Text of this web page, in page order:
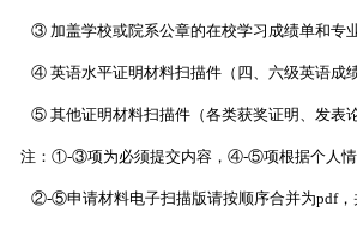
③ 加盖学校或院系公章的在校学习成绩单和专
④ 英语水平证明材料扫描件（四、六级英语成
⑤ 其他证明材料扫描件（各类获奖证明、发表
注：①-③项为必须提交内容，④-⑤项根据个人情
②-⑤申请材料电子扫描版请按顺序合并为pdf，